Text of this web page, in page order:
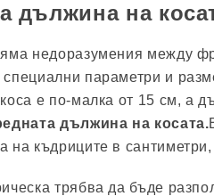
дължина на
недоразумения между
специални параметри и
коса е по-малка от 15 см, а
дължина на косата.
на къдриците в
трябва да бъде